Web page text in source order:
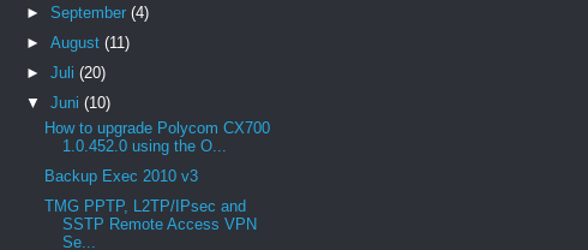
► September (4)
► August (11)
► Juli (20)
▼ Juni (10)
How to upgrade Polycom CX700
1.0.452.0 using the O...
Backup Exec 2010 v3
TMG PPTP, L2TP/IPsec and
SSTP Remote Access VPN
Se...